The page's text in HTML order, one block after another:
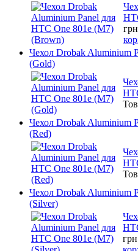
Чехол Drobak Aluminium
(Gold)
Чехол Drobak Aluminium
(Red)
Чехол Drobak Aluminium
(Silver)